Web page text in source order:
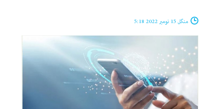
منگل 15 نومبر 2022 5:18